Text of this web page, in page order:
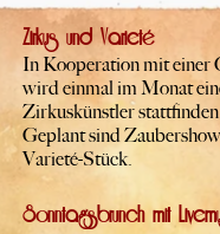
Zirkus und Varieté
In Kooperation mit einer
wird einmal im Monat
Zirkuskünstler
Geplant sind
Varieté-Stück.
Sonntagsbrunch mit